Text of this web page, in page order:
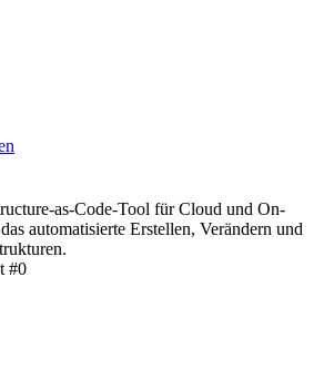
as-Code-Tool für Cloud und On-
automatisierte Erstellen, Verändern und